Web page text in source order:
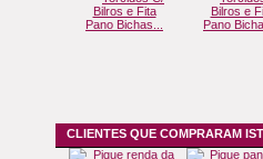
Pano Bichas... Pano
CLIENTES QUE COMPRARAM